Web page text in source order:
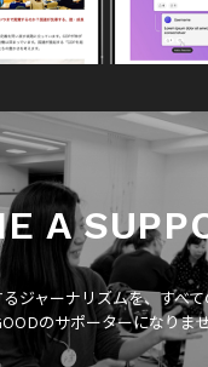
A
ジャーナリズムを、すべ
のサポーターになりま